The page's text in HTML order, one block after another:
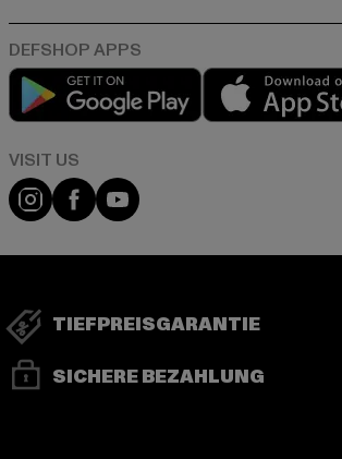
Play market
Visit our Instagram page:
Visit our Facebook page:
Visit our YouTube channel:
TIEFPREISGARANTIE
SICHERE BEZAHLUNG